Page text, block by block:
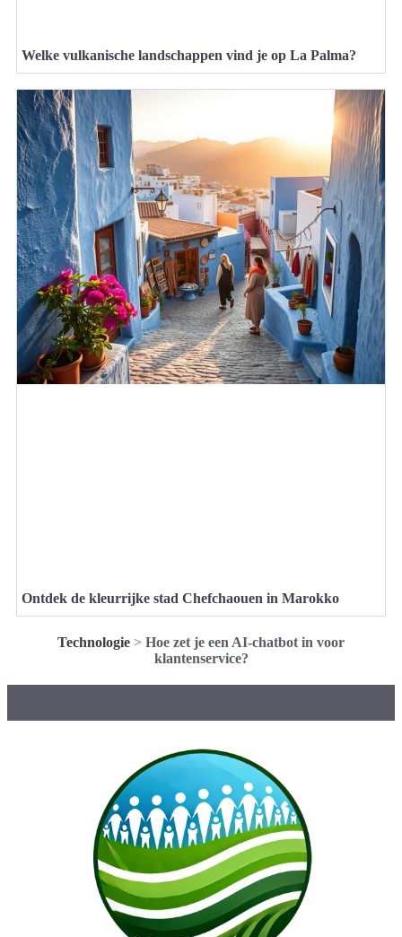
Welke vulkanische landschappen vind je op La Palma?
Ontdek de kleurrijke stad Chefchaouen in Marokko
Technologie > Hoe zet je een AI-chatbot in voor
klantenservice?